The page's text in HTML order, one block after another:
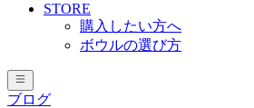
STORE
購入したい方へ
ボウルの選び方
ブログ